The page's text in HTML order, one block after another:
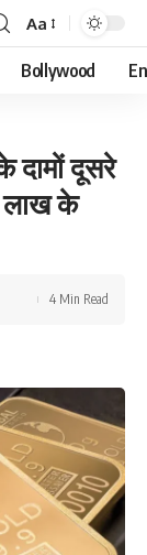
Font
Resizer
Aa
Bollywood
दामों दूसरे
लाख के
4 Min Read